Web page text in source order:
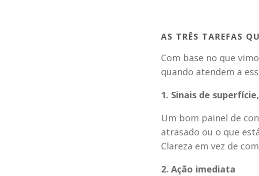
AS TRÊS TAREFAS
Com base no que
quando atendem a
1. Sinais de
Um bom painel de
atrasado ou o que
Clareza em vez de
2. Ação imediata